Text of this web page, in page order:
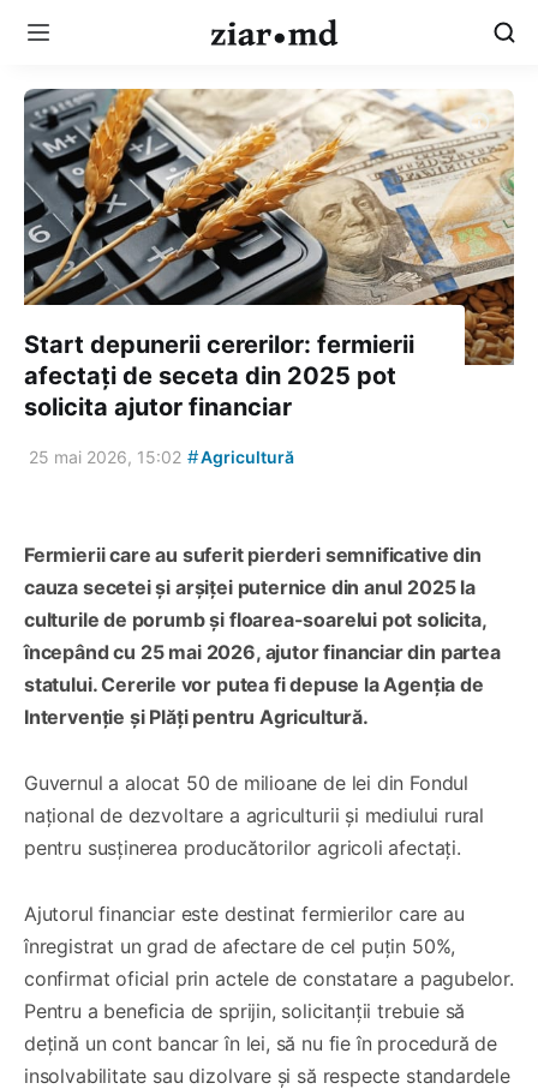
Start depunerii cererilor: fermierii
afectați de seceta din 2025 pot
solicita ajutor financiar
25 mai 2026, 15:02 #Agricultură
Fermierii care au suferit pierderi semnificative din
cauza secetei și arșiței puternice din anul 2025 la
culturile de porumb și floarea-soarelui pot solicita,
începând cu 25 mai 2026, ajutor financiar din partea
statului. Cererile vor putea fi depuse la Agenția de
Intervenție și Plăți pentru Agricultură.
Guvernul a alocat 50 de milioane de lei din Fondul
național de dezvoltare a agriculturii și mediului rural
pentru susținerea producătorilor agricoli afectați.
Ajutorul financiar este destinat fermierilor care au
înregistrat un grad de afectare de cel puțin 50%,
confirmat oficial prin actele de constatare a pagubelor.
Pentru a beneficia de sprijin, solicitanții trebuie să
dețină un cont bancar în lei, să nu fie în procedură de
insolvabilitate sau dizolvare și să respecte standardele